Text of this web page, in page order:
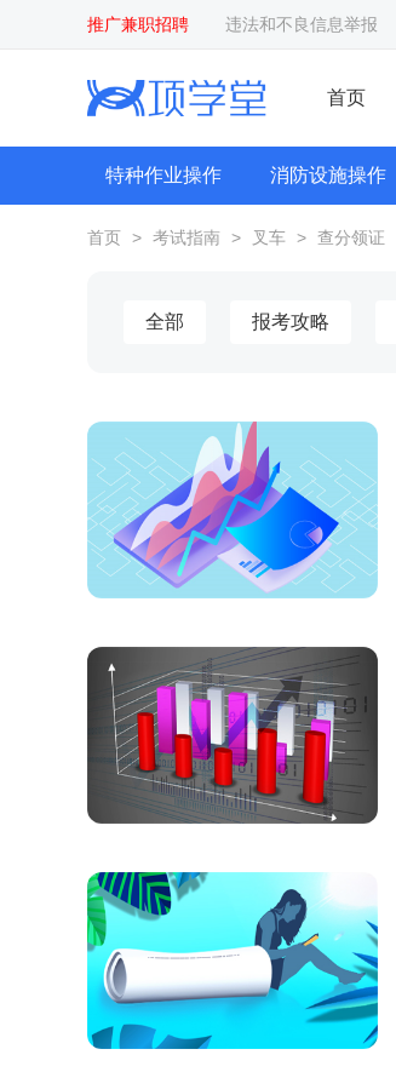
推广兼职招聘 违法和不良信息举报
首页
特种作业操作 消防设施操作
首页 > 考试指南 > 叉车 > 查分领证
全部 报考攻略